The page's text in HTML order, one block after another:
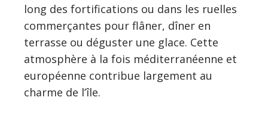
long des fortifications ou dans les ruelles
commerçantes pour flâner, dîner en
terrasse ou déguster une glace. Cette
atmosphère à la fois méditerranéenne et
européenne contribue largement au
charme de l’île.